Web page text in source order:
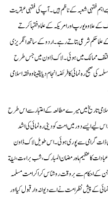
اہم فقہی شعبہ کے ناظم ہیں ۔آپ کی فقہی عبقریت
علاوہ یورپ اور امریکہ کے علما و فقہا کرتے
حکم شرعی بتاتے رہے ۔اردو کے ساتھ انگریزی
ممالک میں ہوئی ۔ لاک ڈاون میں جس طرح
رہ نمائی کا فریضہ انجام دیا یقینا وہ فقہ اسلامی
تاریخ میں میرے مطالعہ کے اعتبار سے اس طرح
لیے ایسے دور میں امت کو دینی رہ نمائی کی اشد
ذات گرامی سے پوری ہوئی ۔اس طویل لاک ڈاون
کا عظیم ماہ رمضان المبارک ،شب براءت ، لیلة
کے احکام سے بروقت روشناس کراکر امت مسلمہ
کے پیش نظر امت نے اسے دیوانہ وار قبول کیا اور